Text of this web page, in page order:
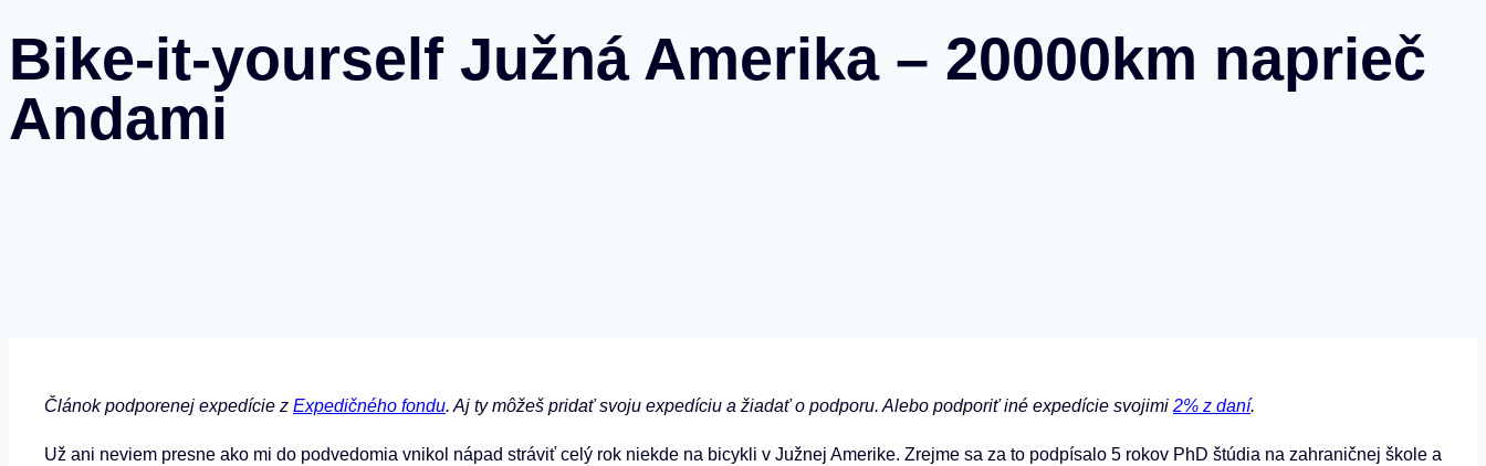
Bike-it-yourself Južná Amerika – 20000km naprieč
Andami
Článok podporenej expedície z Expedičného fondu. Aj ty môžeš pridať svoju expedíciu a žiadať o podporu. Alebo podporiť iné expedície svojimi 2% z daní.
Už ani neviem presne ako mi do podvedomia vnikol nápad stráviť celý rok niekde na bicykli v Južnej Amerike. Zrejme sa za to podpísalo 5 rokov PhD štúdia na zahraničnej škole a